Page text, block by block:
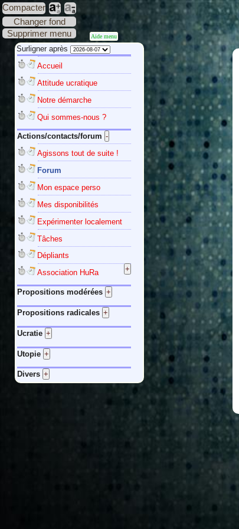
Compacter
Changer fond
Supprimer menu
Aide menu
Surligner après
Accueil
Attitude ucratique
Notre démarche
Qui sommes-nous ?
Actions/contacts/forum
Agissons tout de suite !
Forum
Mon espace perso
Mes disponibilités
Expérimenter localement
Tâches
Dépliants
Association HuRa
Propositions modérées
Propositions radicales
Ucratie
Utopie
Divers